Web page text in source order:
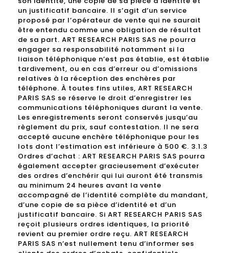
un justificatif bancaire. Il s’agit d’un service
proposé par l’opérateur de vente qui ne saurait
être entendu comme une obligation de résultat
de sa part. ART RESEARCH PARIS SAS ne pourra
engager sa responsabilité notamment si la
liaison téléphonique n’est pas établie, est établie
tardivement, ou en cas d’erreur ou d’omissions
relatives à la réception des enchères par
téléphone. À toutes fins utiles, ART RESEARCH
PARIS SAS se réserve le droit d’enregistrer les
communications téléphoniques durant la vente.
Les enregistrements seront conservés jusqu’au
règlement du prix, sauf contestation. Il ne sera
accepté aucune enchère téléphonique pour les
lots dont l’estimation est inférieure à 500 €. 3.1.3
Ordres d’achat : ART RESEARCH PARIS SAS pourra
également accepter gracieusement d’exécuter
des ordres d’enchérir qui lui auront été transmis
au minimum 24 heures avant la vente
accompagné de l’identité complète du mandant,
d’une copie de sa pièce d’identité et d’un
justificatif bancaire. Si ART RESEARCH PARIS SAS
reçoit plusieurs ordres identiques, la priorité
revient au premier ordre reçu. ART RESEARCH
PARIS SAS n’est nullement tenu d’informer ses